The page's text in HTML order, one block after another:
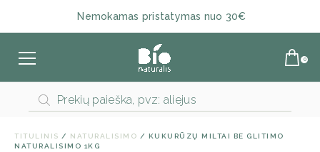
Nemokamas pristatymas nuo 30€
Products
search
TITULINIS / NATURALISIMO / KUKURŪZŲ MILTAI BE GLITIMO
NATURALISIMO 1KG